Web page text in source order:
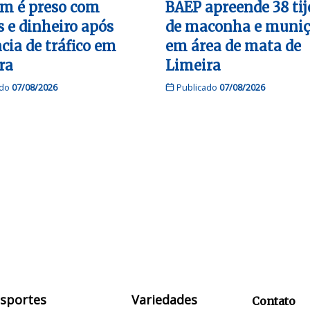
é preso com
e dinheiro após
de tráfico em
07/08/2026
BAEP apreende 38
de maconha e
em área de mata de
Limeira
Publicado 07/08/2026
Variedades Contato